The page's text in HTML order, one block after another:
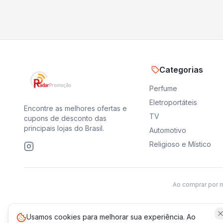
Encontre as melhores ofertas e
cupons de desconto das
principais lojas do Brasil.
Categorias
Perfume
Eletroportáteis
TV
Automotivo
Religioso e Místico
Ao comprar por
Usamos cookies para melhorar sua experiência. Ao